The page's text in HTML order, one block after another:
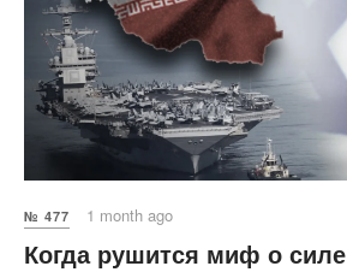
№ 477 1 month ago
Когда рушится миф о силе